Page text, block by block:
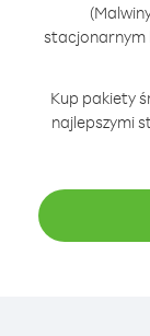
stacjonarnym
Kup pakiety
najlepszymi